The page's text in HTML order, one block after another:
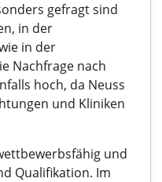
gefragt sind
in der
in der
Nachfrage nach
hoch, da Neuss
und Kliniken
und
Qualifikation. Im